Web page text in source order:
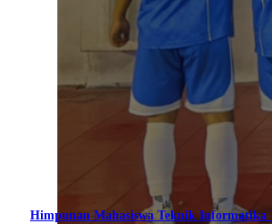
Himpunan Mahasiswa Teknik Informatika